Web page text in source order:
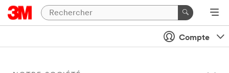
Compte